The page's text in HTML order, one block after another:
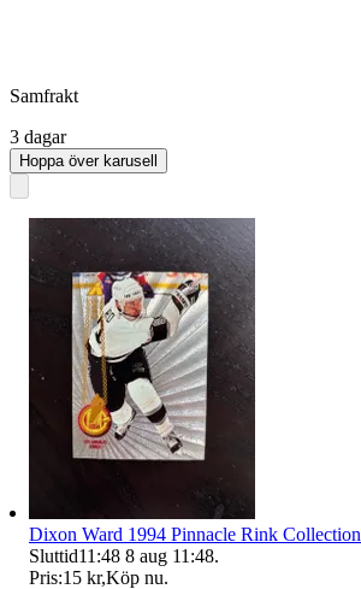
Samfrakt
3 dagar
Hoppa över karusell
Dixon Ward 1994 Pinnacle Rink Collection
Sluttid11:48 8 aug 11:48.
Pris:15 kr,Köp nu.